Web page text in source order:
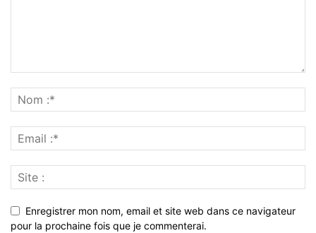
Enregistrer mon nom, email et site web dans ce navigateur
pour la prochaine fois que je commenterai.